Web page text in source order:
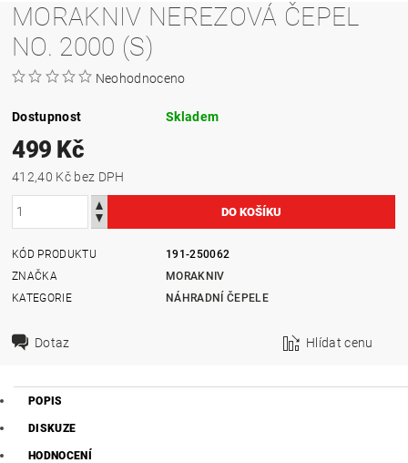
MORAKNIV NEREZOVÁ ČEPEL
NO. 2000 (S)
Neohodnoceno
Dostupnost Skladem
499 Kč
412,40 Kč bez DPH
KÓD PRODUKTU
191-250062
ZNAČKA
MORAKNIV
KATEGORIE
NÁHRADNÍ ČEPELE
Dotaz Hlídat cenu
POPIS
DISKUZE
HODNOCENÍ